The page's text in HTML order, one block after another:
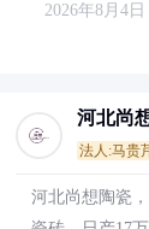
2026年8月4日
河北尚
法人:马贵
河北尚想陶瓷